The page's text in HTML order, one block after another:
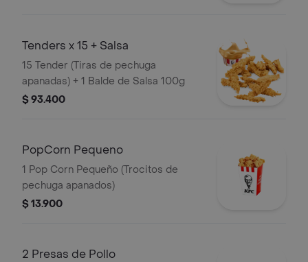
Tenders x 15 + Salsa
15 Tender (Tiras de pechuga
apanadas) + 1 Balde de Salsa 100g
$ 93.400
PopCorn Pequeno
1 Pop Corn Pequeño (Trocitos de
pechuga apanados)
$ 13.900
2 Presas de Pollo